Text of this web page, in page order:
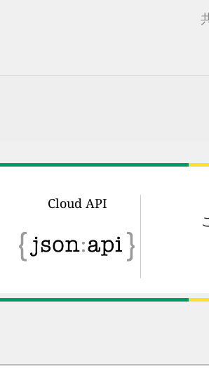
Cloud API